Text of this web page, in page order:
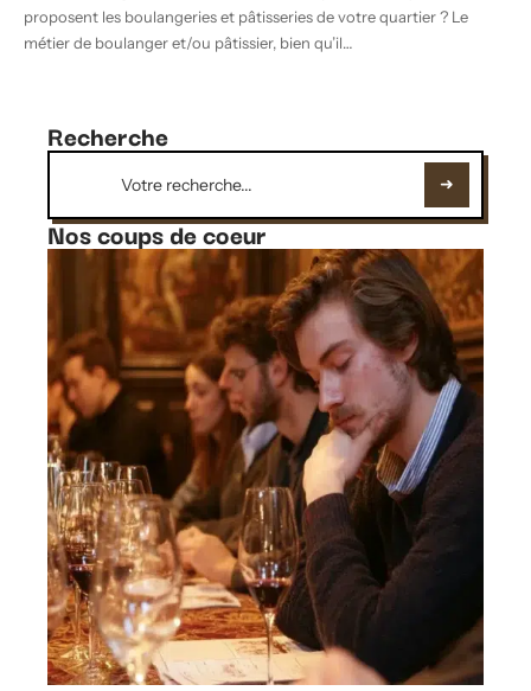
proposent les boulangeries et pâtisseries de votre quartier ? Le
métier de boulanger et/ou pâtissier, bien qu’il…
Recherche
Nos coups de coeur